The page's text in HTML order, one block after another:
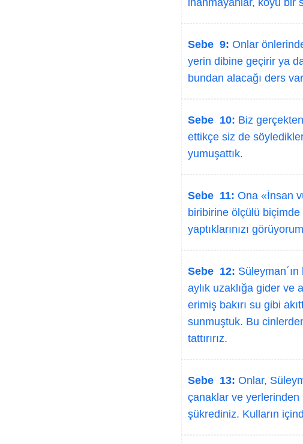
inanmayanlar, koyu bir
Sebe 9: Onlar
yerin dibine geçirir ya
bundan alacağı ders
Sebe 10: Biz
ettikçe siz de
yumuşattık.
Sebe 11: Ona «İnsan
biribirine ölçülü
yaptıklarınızı
Sebe 12:
aylık uzaklığa gider ve
erimiş bakırı su gibi
sunmuştuk. Bu
tattırırız.
Sebe 13: Onlar,
çanaklar ve yerlerinden
şükrediniz. Kulların